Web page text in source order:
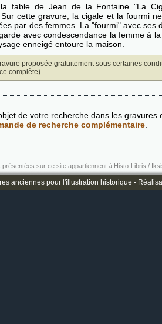
fable de Jean de la Fontaine "La
cette gravure, la cigale et la fourmi
par des femmes. La "fourmi" avec ses
avec condescendance la femme à
enneigé entoure la maison.
proposée gratuitement sous certaines
complète).
de votre recherche dans les gravures
de recherche complémentaire
présentées sur ce site appartiennent à Histo-Libris /
anciennes pour l'illustration historique -